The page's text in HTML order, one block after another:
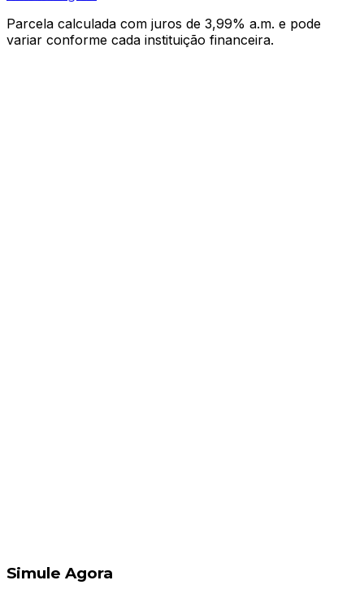
Parcela calculada com juros de 3,99% a.m. e pode
variar conforme cada instituição financeira.
Simule Agora